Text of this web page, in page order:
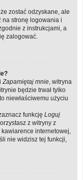
zostać odzyskane, ale
na stronę logowania i
z instrukcjami, a
zalogować.
Zapamiętaj mnie , witryna
będzie trwał tylko
niewłaściwemu użyciu
funkcję Loguj
z witryny z
internetowej,
nie widzisz tej funkcji,